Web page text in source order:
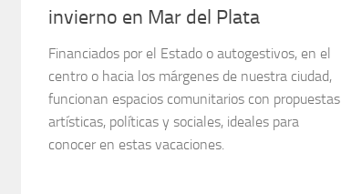
invierno en Mar del Plata
Financiados por el Estado o autogestivos, en el
centro o hacia los márgenes de nuestra ciudad,
funcionan espacios comunitarios con propuestas
artísticas, políticas y sociales, ideales para
conocer en estas vacaciones.